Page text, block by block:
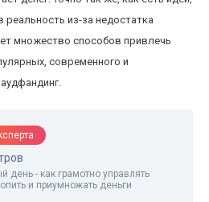
из-за недостатка
множество способов привлечь
современного и
день - как грамотно управлять
и приумножать деньги